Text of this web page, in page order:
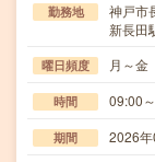
勤務地
神戸市
新長田
曜日頻度 月～
時間 09:00
期間 2026